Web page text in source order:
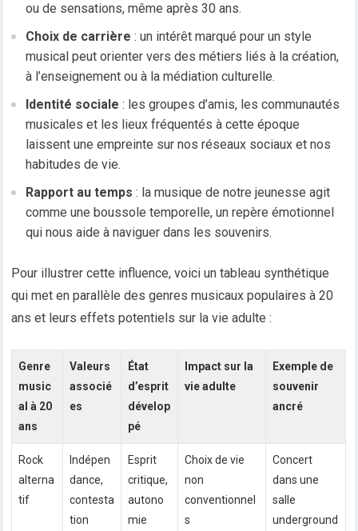
ou de sensations, même après 30 ans.
Choix de carrière : un intérêt marqué pour un style
musical peut orienter vers des métiers liés à la création,
à l’enseignement ou à la médiation culturelle.
Identité sociale : les groupes d’amis, les communautés
musicales et les lieux fréquentés à cette époque
laissent une empreinte sur nos réseaux sociaux et nos
habitudes de vie.
Rapport au temps : la musique de notre jeunesse agit
comme une boussole temporelle, un repère émotionnel
qui nous aide à naviguer dans les souvenirs.
Pour illustrer cette influence, voici un tableau synthétique
qui met en parallèle des genres musicaux populaires à 20
ans et leurs effets potentiels sur la vie adulte :
Genre
music
al à 20
ans
Valeurs
associé
es
État
d’esprit
dévelop
pé
Impact sur la
vie adulte
Exemple de
souvenir
ancré
Rock
alterna
tif
Indépen
dance,
contesta
tion
Esprit
critique,
autono
mie
Choix de vie
non
conventionnel
s
Concert
dans une
salle
underground